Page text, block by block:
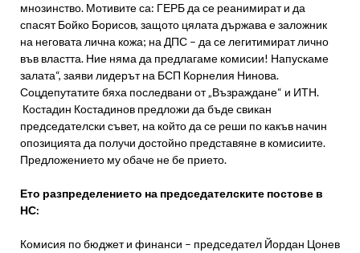
мнозинство. Мотивите са: ГЕРБ да се реанимират и да
спасят Бойко Борисов, защото цялата държава е заложник
на неговата лична кожа; на ДПС – да се легитимират лично
във властта. Ние няма да предлагаме комисии! Напускаме
залата“, заяви лидерът на БСП Корнелия Нинова.
Соцдепутатите бяха последвани от „Възраждане“ и ИТН.
Костадин Костадинов предложи да бъде свикан
председателски съвет, на който да се реши по какъв начин
опозицията да получи достойно представяне в комисиите.
Предложението му обаче не бе прието.
Ето разпределението на председателските постове в
НС:
Комисия по бюджет и финанси – председател Йордан Цонев